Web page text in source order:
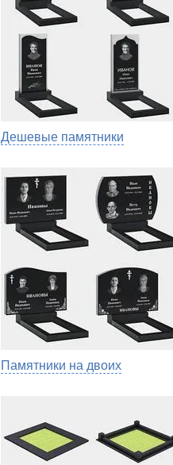
Дешевые памятники
Памятники на двоих